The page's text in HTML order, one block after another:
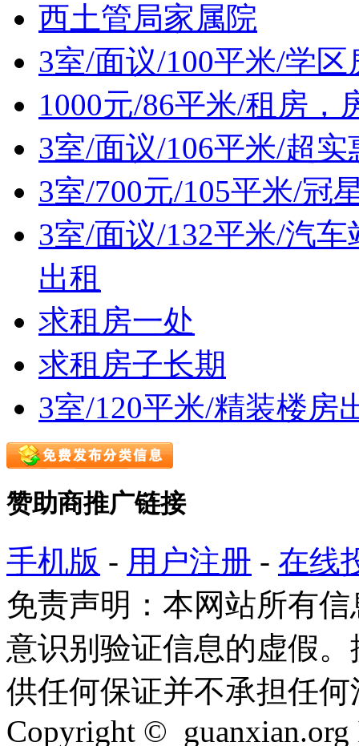
西土管局家属院
3室/面议/100平米/学区
1000元/86平米/租房，
3室/面议/106平米/超实
3室/700元/105平米/冠
3室/面议/132平米/汽
出租
求租房一处
求租房子长期
3室/120平米/精装楼房
赞助商推广链接
手机版 - 用户注册 - 在线
免责声明：本网站所有
意识别验证信息的虚假
供任何保证并不承担任
Copyright © guanxian.org